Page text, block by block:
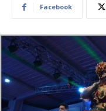
Facebook